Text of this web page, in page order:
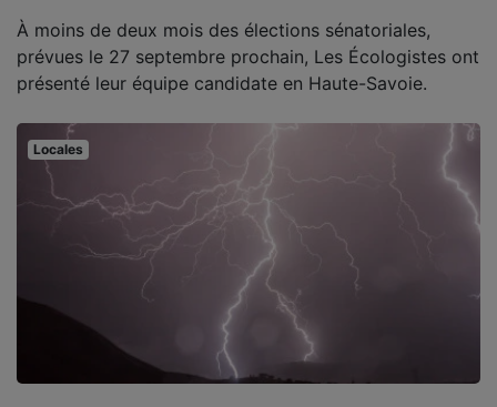
À moins de deux mois des élections sénatoriales,
prévues le 27 septembre prochain, Les Écologistes ont
présenté leur équipe candidate en Haute-Savoie.
Locales